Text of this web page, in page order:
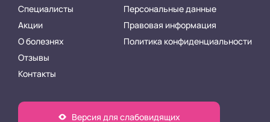
Специалисты
Акции
О болезнях
Отзывы
Контакты
Персональные данные
Правовая информация
Политика конфиденциальности
Версия для слабовидящих